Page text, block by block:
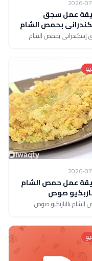
2026-
عمل سجق
بحمص الشام
بحمص الشام
2026-
عمل حمص الشام
صوص
بالباربكيو صوص